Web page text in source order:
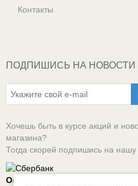
Контакты
ПОДПИШИСЬ НА НОВОСТИ
Хочешь быть в курсе акций и
магазина?
Тогда скорей подпишись на нашу
Оплачивай онлайн безопасно